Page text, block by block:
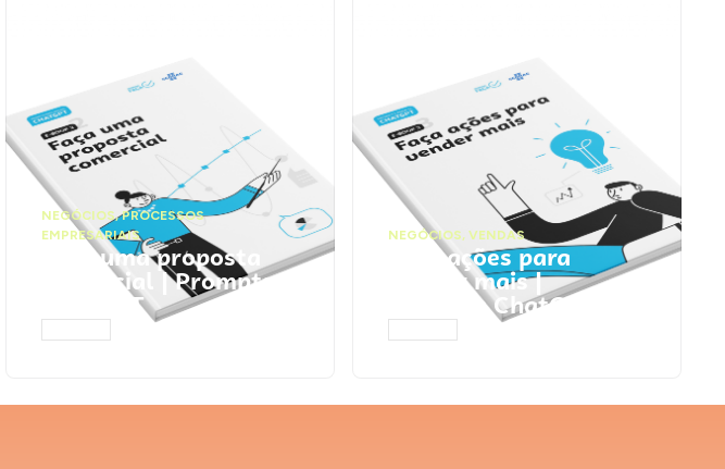
NEGÓCIOS,PROCESSOS
EMPRESARIAIS
Faça uma proposta
comercial | Prompts
ChatGPT
NEGÓCIOS, VENDAS
Faça ações para
vender mais |
Prompts ChatGPT